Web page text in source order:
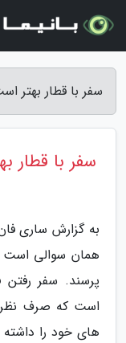
سفر با قطار بهتر
سفر با قطار
به گزارش ساری
همان سوالی است
پرسند. سفر
است که صرف نظر
های خود را